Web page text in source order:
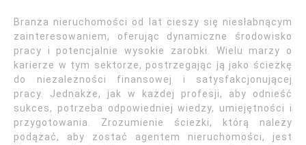
Branża nieruchomości od lat cieszy się niesłabnącym
zainteresowaniem, oferując dynamiczne środowisko
pracy i potencjalnie wysokie zarobki. Wielu marzy o
karierze w tym sektorze, postrzegając ją jako ścieżkę
do niezależności finansowej i satysfakcjonującej
pracy. Jednakże, jak w każdej profesji, aby odnieść
sukces, potrzeba odpowiedniej wiedzy, umiejętności i
przygotowania. Zrozumienie ścieżki, którą należy
podążać, aby zostać agentem nieruchomości, jest